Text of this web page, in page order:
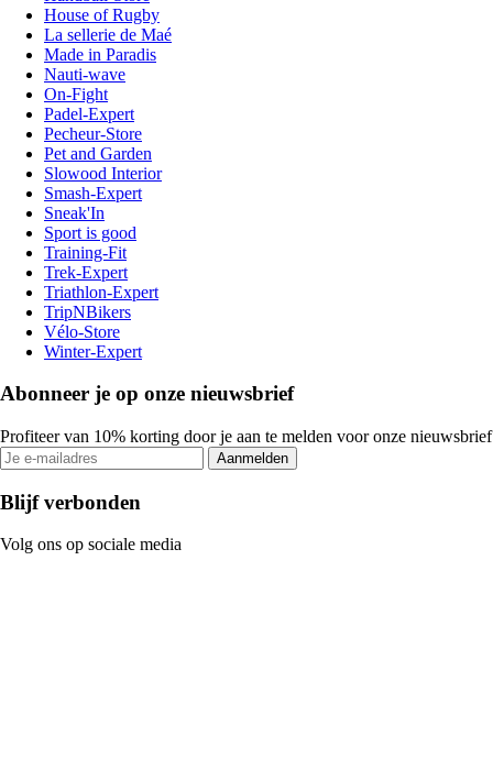
House of Rugby
La sellerie de Maé
Made in Paradis
Nauti-wave
On-Fight
Padel-Expert
Pecheur-Store
Pet and Garden
Slowood Interior
Smash-Expert
Sneak'In
Sport is good
Training-Fit
Trek-Expert
Triathlon-Expert
TripNBikers
Vélo-Store
Winter-Expert
Abonneer je op onze nieuwsbrief
Profiteer van 10% korting door je aan te melden voor onze nieuwsbrief
Aanmelden
Blijf verbonden
Volg ons op sociale media